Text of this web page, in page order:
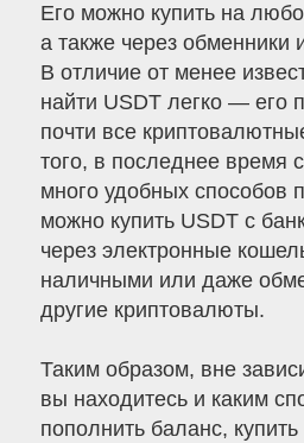
Его можно купить на
а также через
В отличие от менее
найти USDT легко — его
почти все
того, в последнее время
много удобных способов
можно купить USDT с
через электронные
наличными или даже
другие криптовалюты.
Таким образом, вне
вы находитесь и каким
пополнить баланс,